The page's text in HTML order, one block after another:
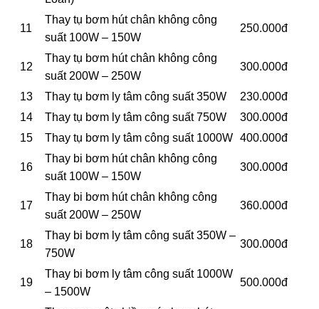
11
Thay tụ bơm hút chân không công
suất 100W – 150W
250.000đ
12
Thay tụ bơm hút chân không công
suất 200W – 250W
300.000đ
13 Thay tụ bơm ly tâm công suất 350W
230.000đ
14
Thay tụ bơm ly tâm công suất 750W
300.000đ
15
Thay tụ bơm ly tâm công suất 1000W 400.000đ
16
Thay bi bơm hút chân không công
suất 100W – 150W
300.000đ
17
Thay bi bơm hút chân không công
suất 200W – 250W
360.000đ
18
Thay bi bơm ly tâm công suất 350W –
750W
300.000đ
19
Thay bi bơm ly tâm công suất 1000W
– 1500W
500.000đ